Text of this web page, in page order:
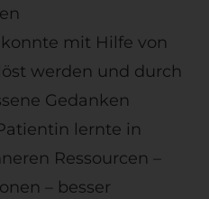
mit Hilfe von
werden und durch
Gedanken
lernte in
Ressourcen –
– besser